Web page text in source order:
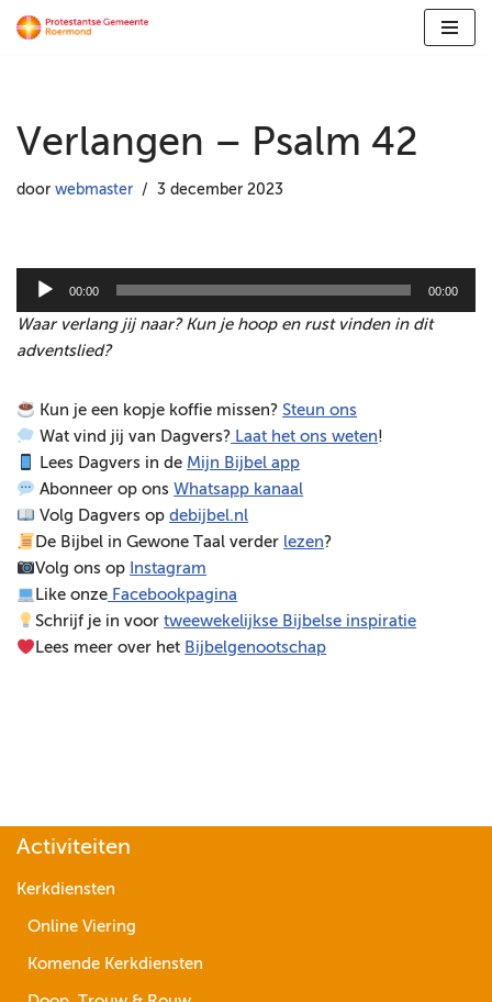
inhoud
Verlangen – Psalm 42
door webmaster 3 december 2023
d
i
s
p
e
l
e
r
00:00 00:00
Waar verlang jij naar? Kun je hoop en rust vinden in dit
adventslied?
Kun je een kopje koffie missen?Steun ons
Wat vind jij van Dagvers? Laat het ons weten!
Lees Dagvers in de Mijn Bijbel app
Abonneer op onsWhatsapp kanaal
Volg Dagvers opdebijbel.nl
De Bijbel in Gewone Taal verder lezen?
Volg ons op Instagram
Like onze Facebookpagina
Schrijf je in voortweewekelijkse Bijbelse inspiratie
Lees meer over het Bijbelgenootschap
Activiteiten
Kerkdiensten
Online Viering
Komende Kerkdiensten